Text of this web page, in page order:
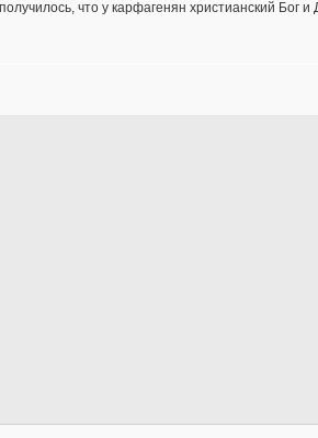
что у карфагенян христианский